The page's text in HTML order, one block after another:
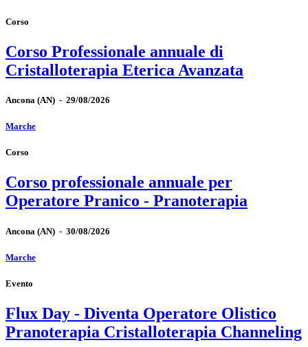
Corso
Corso Professionale annuale di
Cristalloterapia Eterica Avanzata
Ancona (AN) - 29/08/2026
Marche
Corso
Corso professionale annuale per
Operatore Pranico - Pranoterapia
Ancona (AN) - 30/08/2026
Marche
Evento
Flux Day - Diventa Operatore Olistico
Pranoterapia Cristalloterapia Channeling